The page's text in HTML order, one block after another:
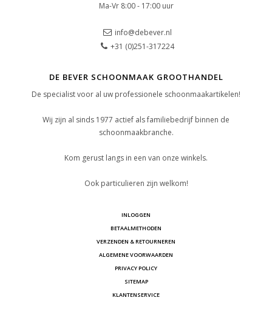
Ma-Vr 8:00 - 17:00 uur
info@debever.nl
+31 (0)251-317224
DE BEVER SCHOONMAAK GROOTHANDEL
De specialist voor al uw professionele schoonmaakartikelen!
Wij zijn al sinds 1977 actief als familiebedrijf binnen de
schoonmaakbranche.
Kom gerust langs in een van onze winkels.
Ook particulieren zijn welkom!
INLOGGEN
BETAALMETHODEN
VERZENDEN & RETOURNEREN
ALGEMENE VOORWAARDEN
PRIVACY POLICY
SITEMAP
KLANTENSERVICE